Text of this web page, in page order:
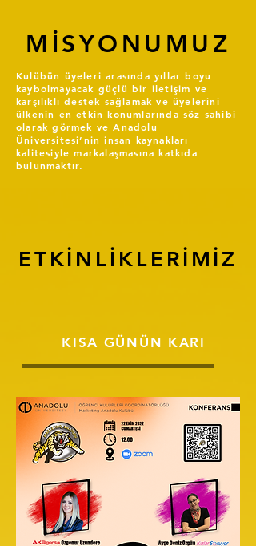
MİSYONUMUZ
Kulübün üyeleri arasında yıllar boyu
kaybolmayacak güçlü bir iletişim ve
karşılıklı destek sağlamak ve üyelerini
ülkenin en etkin konumlarında söz sahibi
olarak görmek ve Anadolu
Üniversitesi’nin insan kaynakları
kalitesiyle markalaşmasına katkıda
bulunmaktır.
ETKİNLİKLERİMİZ
KISA GÜNÜN KARI